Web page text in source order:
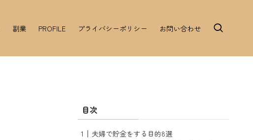
副業 PROFILE プライバシーポリシー お問い合わせ
目次
夫婦で貯金をする目的8選